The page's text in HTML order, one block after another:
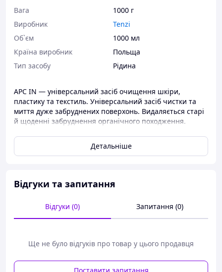
Вага
1000 г
Виробник
Tenzi
Об`єм
1000 мл
Країна виробник
Польща
Тип засобу
Рідина
APC IN — універсальний засіб очищення шкіри,
пластику та текстиль. Універсальний засіб чистки та
миття дуже забруднених поверхонь. Видаляється старі
й щоденні забруднення органічного походження.
лакована шкіра), текстильні поверхні з стійким
кольором, пластикові поверхні, а також дерев’яні та
ПЕРЕДНАЗНАЧЕННЯ: лицьова лакована шкіра, текстильні
пластмасові поверхні; дерев’яні та деревоподібні
<5% фосфати, <5% натрієве мило, ароматизатор,
допоміжні речовини.
СПОСОБ ПРИМЕНІ:
Детальніше
Відгуки та запитання
Відгуки (0) Запитання (0)
Ще не було відгуків про товар у цього продавця